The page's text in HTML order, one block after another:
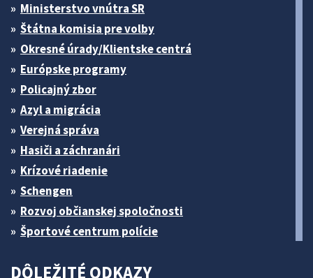
Ministerstvo vnútra SR
Štátna komisia pre volby
Okresné úrady/Klientske centrá
Európske programy
Policajný zbor
Azyl a migrácia
Verejná správa
Hasiči a záchranári
Krízové riadenie
Schengen
Rozvoj občianskej spoločnosti
Športové centrum polície
DÔLEŽITÉ ODKAZY